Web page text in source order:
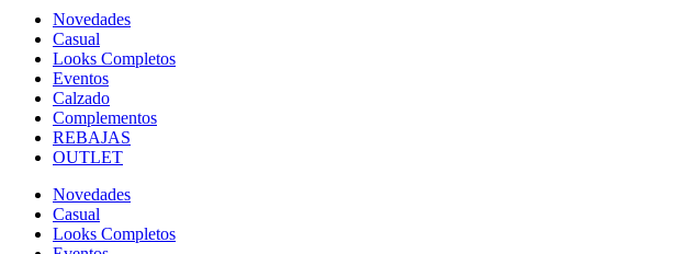
Novedades
Casual
Looks Completos
Eventos
Calzado
Complementos
REBAJAS
OUTLET
Novedades
Casual
Looks Completos